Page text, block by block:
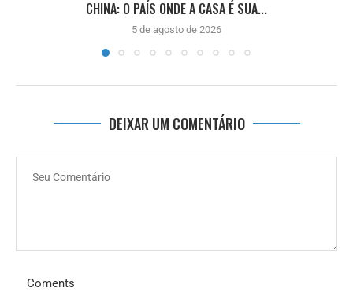
CHINA: O PAÍS ONDE A CASA É SUA...
5 de agosto de 2026
DEIXAR UM COMENTÁRIO
Coments